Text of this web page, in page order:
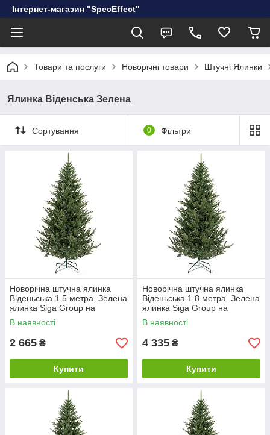
Інтернет-магазин "SpecEffect"
Товари та послуги Новорічні товари Штучні Ялинки
Ялинка Віденська Зелена
Сортування 0 Фільтри
Новорічна штучна ялинка
Віденьська 1.5 метра. Зелена
ялинка Siga Group на
підставці
В наявності
2 665 ₴
Купити
Новорічна штучна ялинка
Віденьська 1.8 метра. Зелена
ялинка Siga Group на
підставці
В наявності
4 335 ₴
Купити